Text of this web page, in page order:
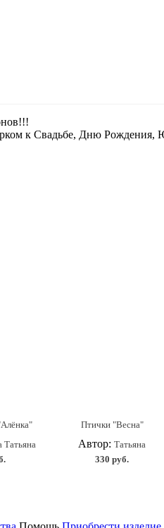
к Свадьбе, Дню
Татьяна
Птички "Весна"
Автор: Татьяна
330 руб.